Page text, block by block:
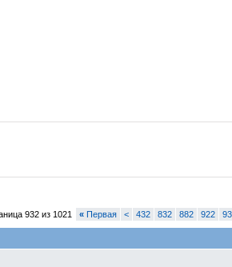
932 из 1021 « Первая < 432 832 882 922